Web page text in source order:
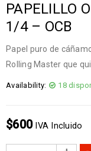
PAPELILLO
1/4 – OCB
Papel puro de
Rolling Master que
Availability: 18
$600 IVA Incluido